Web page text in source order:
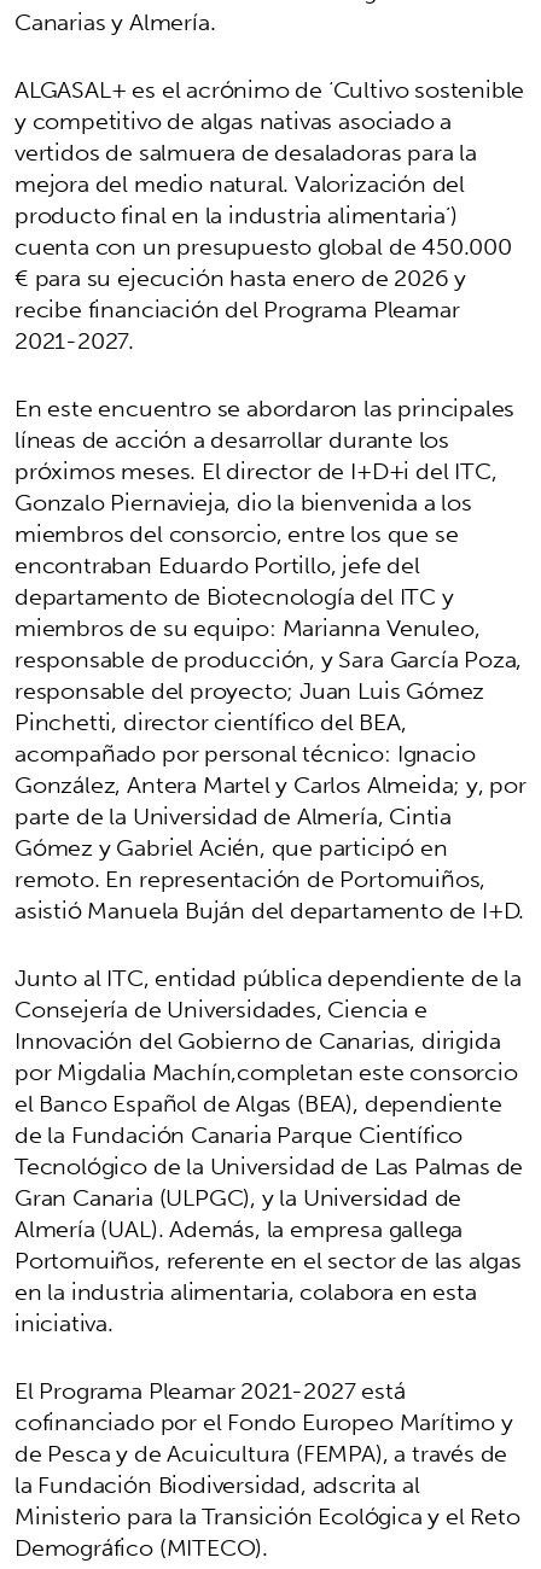
Canarias y Almería.
ALGASAL+ es el acrónimo de ‘Cultivo sostenible
y competitivo de algas nativas asociado a
vertidos de salmuera de desaladoras para la
mejora del medio natural. Valorización del
producto final en la industria alimentaria’)
cuenta con un presupuesto global de 450.000
€ para su ejecución hasta enero de 2026 y
recibe financiación del Programa Pleamar
2021-2027.
En este encuentro se abordaron las principales
líneas de acción a desarrollar durante los
próximos meses. El director de I+D+i del ITC,
Gonzalo Piernavieja, dio la bienvenida a los
miembros del consorcio, entre los que se
encontraban Eduardo Portillo, jefe del
departamento de Biotecnología del ITC y
miembros de su equipo: Marianna Venuleo,
responsable de producción, y Sara García Poza,
responsable del proyecto; Juan Luis Gómez
Pinchetti, director científico del BEA,
acompañado por personal técnico: Ignacio
González, Antera Martel y Carlos Almeida; y, por
parte de la Universidad de Almería, Cintia
Gómez y Gabriel Acién, que participó en
remoto. En representación de Portomuiños,
asistió Manuela Buján del departamento de I+D.
Junto al ITC, entidad pública dependiente de la
Consejería de Universidades, Ciencia e
Innovación del Gobierno de Canarias, dirigida
por Migdalia Machín,completan este consorcio
el Banco Español de Algas (BEA), dependiente
de la Fundación Canaria Parque Científico
Tecnológico de la Universidad de Las Palmas de
Gran Canaria (ULPGC), y la Universidad de
Almería (UAL). Además, la empresa gallega
Portomuiños, referente en el sector de las algas
en la industria alimentaria, colabora en esta
iniciativa.
El Programa Pleamar 2021-2027 está
cofinanciado por el Fondo Europeo Marítimo y
de Pesca y de Acuicultura (FEMPA), a través de
la Fundación Biodiversidad, adscrita al
Ministerio para la Transición Ecológica y el Reto
Demográfico (MITECO).